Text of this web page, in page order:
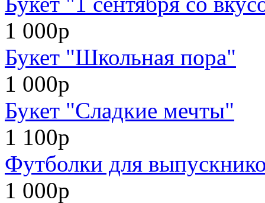
1 000р
Букет "Школьная пора"
1 000р
Букет "Сладкие мечты"
1 100р
Футболки для
1 000р